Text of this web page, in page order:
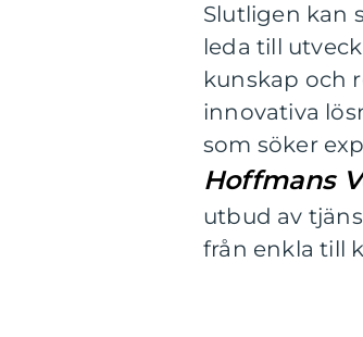
Slutligen kan
leda till
kunskap och
innovativa
som söker
Hoffmans
utbud av
från enkla till